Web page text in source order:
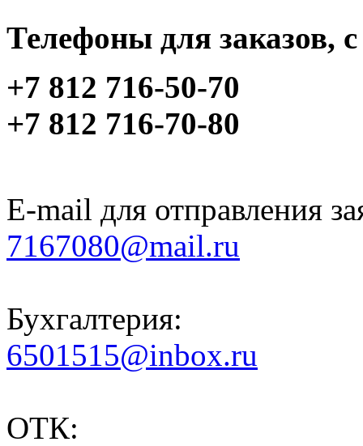
Телефоны для заказов,
+7 812 716-50-70
+7 812 716-70-80
E-mail для отправления
7167080@mail.ru
Бухгалтерия:
6501515@inbox.ru
ОТК: